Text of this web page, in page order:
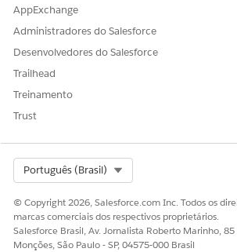
Framework
Ative
Salvar respostas aprimoradas
ESTE ARTIGO RESOLVEU SEU
AppExchange
Administradores do Salesforce
Desenvolvedores do Salesforce
Trailhead
Treinamento
Trust
Português (Brasil)
© Copyright 2026, Salesforce.com Inc. Todos os
marcas comerciais dos respectivos proprietários.
Salesforce Brasil, Av. Jornalista Roberto Marinho,
Monções, São Paulo - SP, 04575-000 Brasil